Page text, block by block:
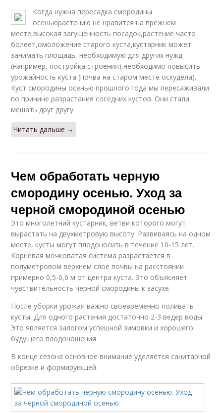
Когда нужна пересадка смородины
осеньюрастению не нравится на прежнем
месте,высокая загущенность посадок,растение часто
болеет,омоложение старого куста,кустарник может
занимать площадь, необходимую для других нужд
(например, постройка строения),необходимо повысить
урожайность куста (почва на старом месте оскудела).
Куст смородины осенью прошлого года мы пересаживали
по причине разрастания соседних кустов. Они стали
мешать друг другу.
Читать дальше →
Чем обработать черную
смородину осенью. Уход за
черной смородиной осенью
Это многолетний кустарник, ветви которого могут
вырастать на двухметровую высоту. Развиваясь на одном
месте, кусты могут плодоносить в течение 10-15 лет.
Корневая мочковатая система разрастается в
полуметровом верхнем слое почвы на расстоянии
примерно 0,5-0,6 м от центра куста. Это объясняет
чувствительность черной смородины к засухе.
После уборки урожая важно своевременно поливать
кусты. Для одного растения достаточно 2-3 ведер воды.
Это является залогом успешной зимовки и хорошего
будущего плодоношения.
В конце сезона основное внимание уделяется санитарной
обрезке и формирующей.